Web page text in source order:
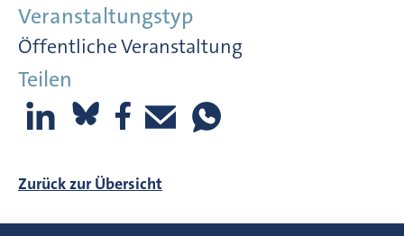
Veranstaltungstyp
Öffentliche Veranstaltung
Teilen
Zurück zur Übersicht